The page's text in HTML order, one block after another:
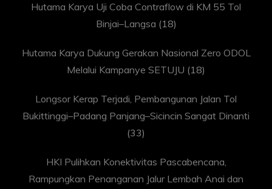
Hutama Karya Uji Coba Contraflow di KM 55 Tol
Binjai–Langsa (18)
Hutama Karya Dukung Gerakan Nasional Zero ODOL
Melalui Kampanye SETUJU (18)
Longsor Kerap Terjadi, Pembangunan Jalan Tol
Bukittinggi–Padang Panjang–Sicincin Sangat Dinanti
(33)
HKI Pulihkan Konektivitas Pascabencana,
Rampungkan Penanganan Jalur Lembah Anai dan